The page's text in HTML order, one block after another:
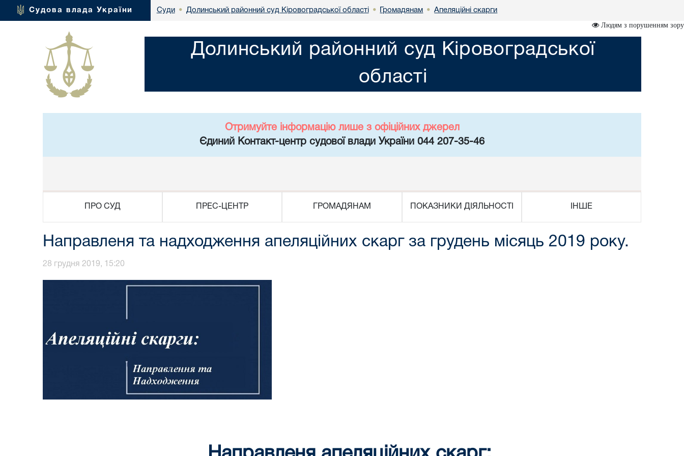
Судова влада України Суди • Долинський районний суд Кіровоградської області • Громадянам • Апеляційні скарги
Людям з порушенням зору
Долинський районний суд Кіровоградської
області
Отримуйте інформацію лише з офіційних джерел
Єдиний Контакт-центр судової влади України 044 207-35-46
ПРО СУД ПРЕС-ЦЕНТР ГРОМАДЯНАМ ПОКАЗНИКИ ДІЯЛЬНОСТІ ІНШЕ
Направленя та надходження апеляційних скарг за грудень місяць 2019 року.
28 грудня 2019, 15:20